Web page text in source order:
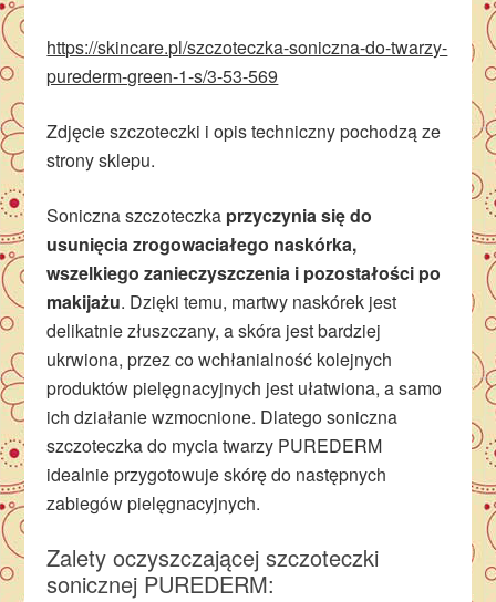
https://skincare.pl/szczoteczka-soniczna-do-twarzy-
purederm-green-1-s/3-53-569
Zdjęcie szczoteczki i opis techniczny pochodzą ze
strony sklepu.
Soniczna szczoteczka przyczynia się do
usunięcia zrogowaciałego naskórka,
wszelkiego zanieczyszczenia i pozostałości po
makijażu. Dzięki temu, martwy naskórek jest
delikatnie złuszczany, a skóra jest bardziej
ukrwiona, przez co wchłanialność kolejnych
produktów pielęgnacyjnych jest ułatwiona, a samo
ich działanie wzmocnione. Dlatego soniczna
szczoteczka do mycia twarzy PUREDERM
idealnie przygotowuje skórę do następnych
zabiegów pielęgnacyjnych.
Zalety oczyszczającej szczoteczki
sonicznej PUREDERM: